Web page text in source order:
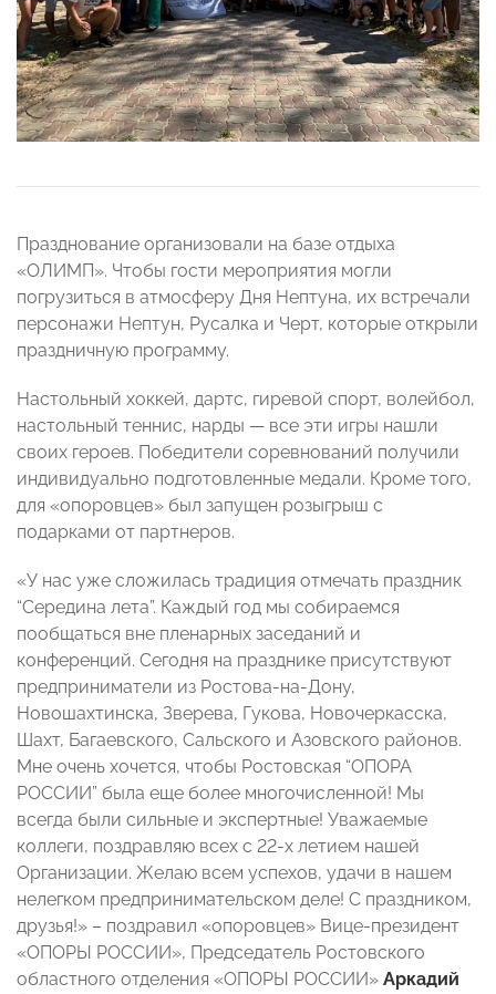
Празднование организовали на базе отдыха
«ОЛИМП». Чтобы гости мероприятия могли
погрузиться в атмосферу Дня Нептуна, их встречали
персонажи Нептун, Русалка и Черт, которые открыли
праздничную программу.
Настольный хоккей, дартс, гиревой спорт, волейбол,
настольный теннис, нарды — все эти игры нашли
своих героев. Победители соревнований получили
индивидуально подготовленные медали. Кроме того,
для «опоровцев» был запущен розыгрыш с
подарками от партнеров.
«У нас уже сложилась традиция отмечать праздник
“Середина лета”. Каждый год мы собираемся
пообщаться вне пленарных заседаний и
конференций. Сегодня на празднике присутствуют
предприниматели из Ростова-на-Дону,
Новошахтинска, Зверева, Гукова, Новочеркасска,
Шахт, Багаевского, Сальского и Азовского районов.
Мне очень хочется, чтобы Ростовская “ОПОРА
РОССИИ” была еще более многочисленной! Мы
всегда были сильные и экспертные! Уважаемые
коллеги, поздравляю всех с 22-х летием нашей
Организации. Желаю всем успехов, удачи в нашем
нелегком предпринимательском деле! С праздником,
друзья!» – поздравил «опоровцев» Вице-президент
«ОПОРЫ РОССИИ», Председатель Ростовского
областного отделения «ОПОРЫ РОССИИ» Аркадий